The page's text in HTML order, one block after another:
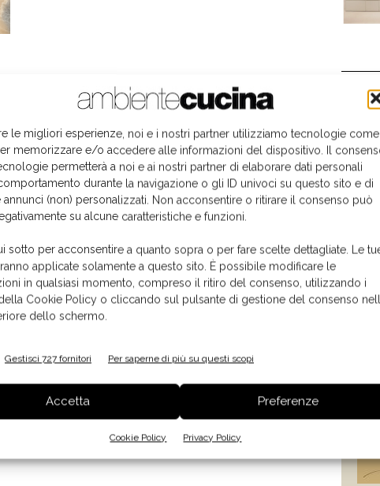
le migliori esperienze, noi e i nostri partner utilizziamo tecnologie
memorizzare e/o accedere alle informazioni del dispositivo. Il
permetterà a noi e ai nostri partner di elaborare dati personali
durante la navigazione o gli ID univoci su questo sito e di
annunci (non) personalizzati. Non acconsentire o ritirare il consenso può
su alcune caratteristiche e funzioni.
sotto per acconsentire a quanto sopra o per fare scelte dettagliate. Le
applicate solamente a questo sito. È possibile modificare le
in qualsiasi momento, compreso il ritiro del consenso, utilizzando i
Cookie Policy o cliccando sul pulsante di gestione del consenso
dello schermo.
Gestisci 727 fornitori Per saperne di più su questi scopi
Accetta Preferenze
Cookie Policy Privacy Policy
La
Il